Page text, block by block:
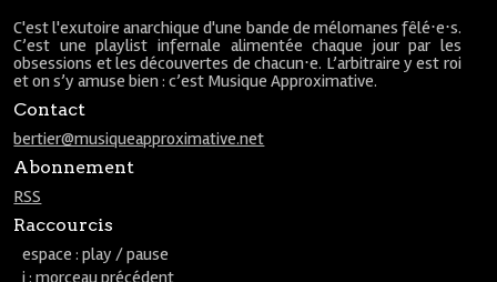
C'est l'exutoire anarchique d'une bande de mélomanes fêlé⋅e⋅s.
C’est une playlist infernale alimentée chaque jour par les
obsessions et les découvertes de chacun⋅e. L’arbitraire y est roi
et on s’y amuse bien : c’est Musique Approximative.
Contact
bertier@musiqueapproximative.net
Abonnement
RSS
Raccourcis
espace : play / pause
j : morceau précédent